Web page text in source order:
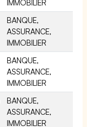
IMMOBILIER
BANQUE,
ASSURANCE,
IMMOBILIER
BANQUE,
ASSURANCE,
IMMOBILIER
BANQUE,
ASSURANCE,
IMMOBILIER